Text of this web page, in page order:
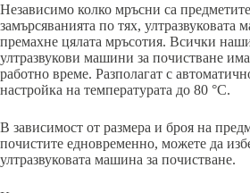
Независимо колко мръсни са
замърсяванията по тях, ултразвуковата
премахне цялата мръсотия. Всички
ултразвукови машини за почистване
работно време. Разполагат с
настройка на температурата до 80 °C.
В зависимост от размера и броя на
почистите едновременно, можете да
ултразвуковата машина за почистване.